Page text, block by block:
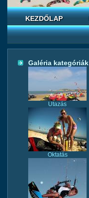
KEZDŐLAP
Galéria kategóriák
Utazás
Oktatás